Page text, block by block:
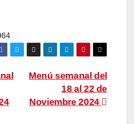
Menú semanal del
18 al 22 de
Noviembre 2024